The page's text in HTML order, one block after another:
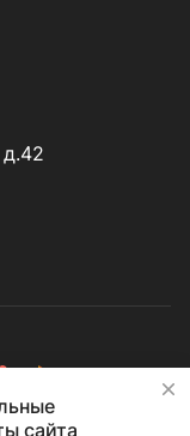
сайта